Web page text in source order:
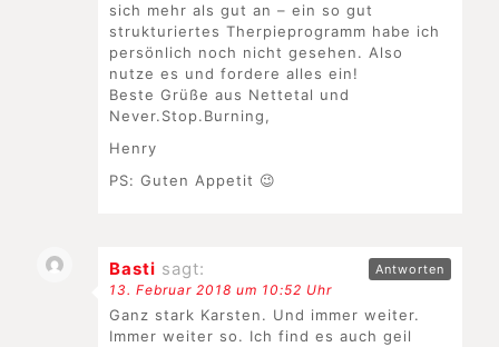
sich mehr als gut an – ein so gut
strukturiertes Therpieprogramm habe ich
persönlich noch nicht gesehen. Also
nutze es und fordere alles ein!
Beste Grüße aus Nettetal und
Never.Stop.Burning,
Henry
PS: Guten Appetit 😉
Basti sagt:
13. Februar 2018 um 10:52 Uhr
Ganz stark Karsten. Und immer weiter.
Immer weiter so. Ich find es auch geil
Antworten